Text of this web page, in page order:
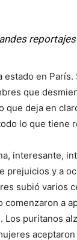
en
que
deja en
lo que tiene
interesante,
prejuicios y a
subió varios
comenzaron a
puritanos